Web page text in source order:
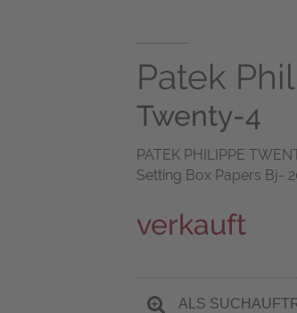
Patek
Twenty-4
PATEK PHILIPPE
Setting Box Papers Bj-
verkauft
ALS